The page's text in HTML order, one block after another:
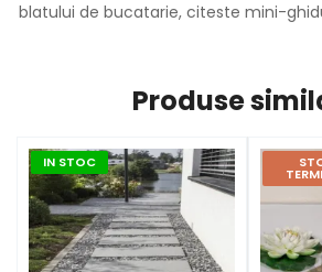
blatului de bucatarie, citeste mini-
Produse
IN STOC